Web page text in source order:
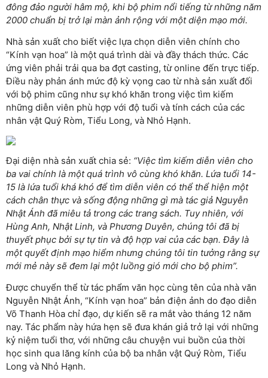
đông đảo người hâm mộ, khi bộ phim nổi tiếng từ những năm
2000 chuẩn bị trở lại màn ảnh rộng với một diện mạo mới.
Nhà sản xuất cho biết việc lựa chọn diễn viên chính cho
“Kính vạn hoa” là một quá trình dài và đầy thách thức. Các
ứng viên phải trải qua ba đợt casting, từ online đến trực tiếp.
Điều này phản ánh mức độ kỳ vọng cao từ nhà sản xuất đối
với bộ phim cũng như sự khó khăn trong việc tìm kiếm
những diễn viên phù hợp với độ tuổi và tính cách của các
nhân vật Quý Ròm, Tiểu Long, và Nhỏ Hạnh.
Đại diện nhà sản xuất chia sẻ: “Việc tìm kiếm diễn viên cho
ba vai chính là một quá trình vô cùng khó khăn. Lứa tuổi 14-
15 là lứa tuổi khá khó để tìm diễn viên có thể thể hiện một
cách chân thực và sống động những gì mà tác giả Nguyễn
Nhật Ánh đã miêu tả trong các trang sách. Tuy nhiên, với
Hùng Anh, Nhật Linh, và Phương Duyên, chúng tôi đã bị
thuyết phục bởi sự tự tin và độ hợp vai của các bạn. Đây là
một quyết định mạo hiểm nhưng chúng tôi tin tưởng rằng sự
mới mẻ này sẽ đem lại một luồng gió mới cho bộ phim”.
Được chuyển thể từ tác phẩm văn học cùng tên của nhà văn
Nguyễn Nhật Ánh, “Kính vạn hoa” bản điện ảnh do đạo diễn
Võ Thanh Hòa chỉ đạo, dự kiến sẽ ra mắt vào tháng 12 năm
nay. Tác phẩm này hứa hẹn sẽ đưa khán giả trở lại với những
kỷ niệm tuổi thơ, với những câu chuyện vui buồn của thời
học sinh qua lăng kính của bộ ba nhân vật Quý Ròm, Tiểu
Long và Nhỏ Hạnh.